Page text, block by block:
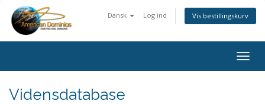
Dansk Log ind Vis bestillingskurv
Vidensdatabase